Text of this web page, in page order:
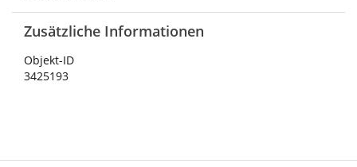
Zusätzliche Informationen
Objekt-ID
3425193